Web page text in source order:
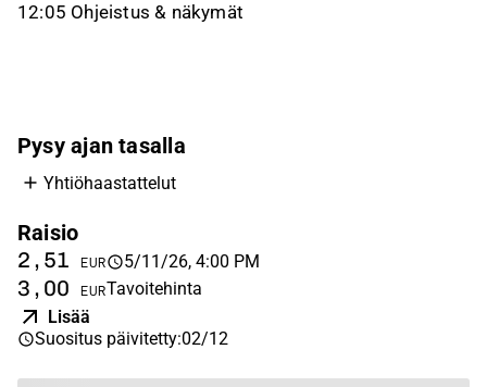
12:05 Ohjeistus & näkymät
Pysy ajan tasalla
Yhtiöhaastattelut
Raisio
2,51 EUR 5/11/26, 4:00 PM
3,00 EURTavoitehinta
Lisää
Suositus päivitetty:02/12